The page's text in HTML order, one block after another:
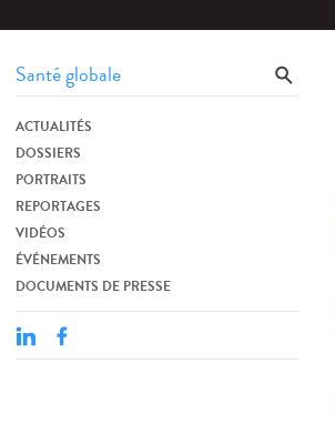
ACTUALITÉS
DOSSIERS
PORTRAITS
REPORTAGES
VIDÉOS
ÉVÉNEMENTS
DOCUMENTS DE PRESSE